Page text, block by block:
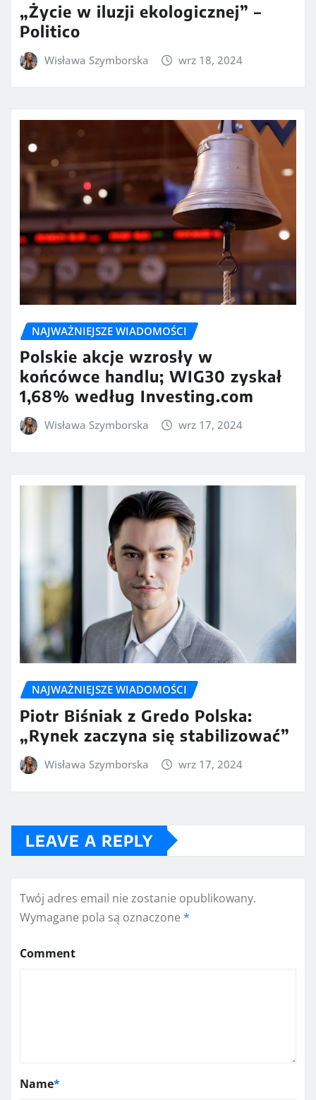
„Życie w iluzji ekologicznej” –
Politico
Wisława Szymborska wrz 18, 2024
NAJWAŻNIEJSZE WIADOMOŚCI
Polskie akcje wzrosły w
końcówce handlu; WIG30 zyskał
1,68% według Investing.com
Wisława Szymborska wrz 17, 2024
NAJWAŻNIEJSZE WIADOMOŚCI
Piotr Biśniak z Gredo Polska:
„Rynek zaczyna się stabilizować”
Wisława Szymborska wrz 17, 2024
LEAVE A REPLY
Twój adres email nie zostanie opublikowany.
Wymagane pola są oznaczone *
Comment
Name*